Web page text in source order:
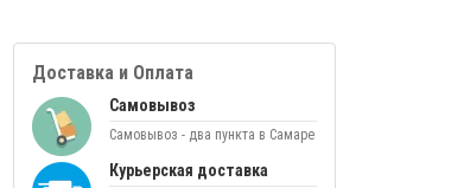
Доставка и Оплата
Самовывоз
Самовывоз - два пункта в Самаре
Курьерская доставка